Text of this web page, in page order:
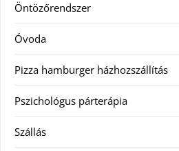
Öntözőrendszer
Óvoda
Pizza hamburger házhozszállítás
Pszichológus párterápia
Szállás